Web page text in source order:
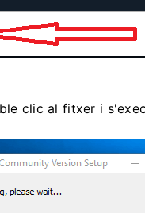
clic al fitxer i